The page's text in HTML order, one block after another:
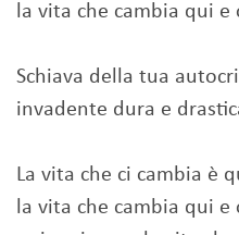
la vita che cambia qui e
Schiava della tua
invadente dura e
La vita che ci cambia è
la vita che cambia qui e